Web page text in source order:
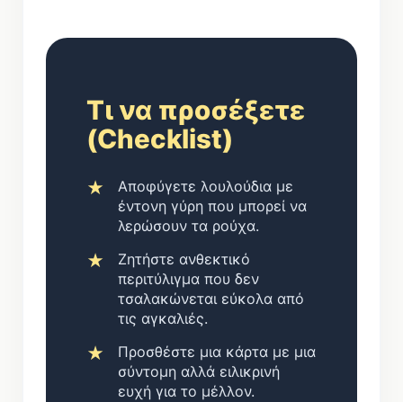
Τι να προσέξετε
(Checklist)
Αποφύγετε λουλούδια με
έντονη γύρη που μπορεί να
λερώσουν τα ρούχα.
Ζητήστε ανθεκτικό
περιτύλιγμα που δεν
τσαλακώνεται εύκολα από
τις αγκαλιές.
Προσθέστε μια κάρτα με μια
σύντομη αλλά ειλικρινή
ευχή για το μέλλον.